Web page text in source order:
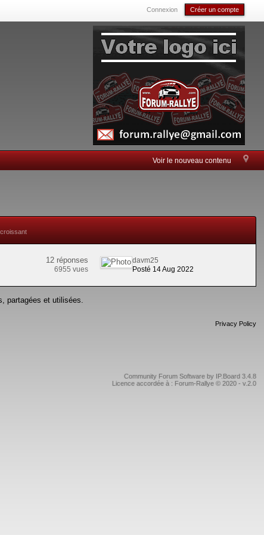
Connexion Créer un compte
Voir le nouveau contenu
12 réponses
6955 vues
davm25
Posté 14 Aug 2022
partagées et utilisées.
Privacy Policy
Community Forum Software by IP.Board 3.4.8
Licence accordée à : Forum-Rallye © 2020 - v.2.0